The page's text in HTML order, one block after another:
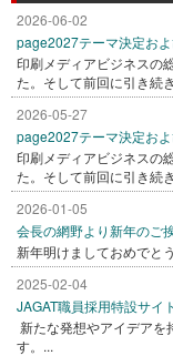
2026-06-02
page2027テーマ決定お
印刷メディアビジネスの
た。そして前回に引き続
2026-05-27
page2027テーマ決定お
印刷メディアビジネスの
た。そして前回に引き続
2026-01-05
会長の網野より新年のご
新年明けましておめでと
2025-02-04
JAGAT職員採用特設サイ
新たな発想やアイデアを
す。...